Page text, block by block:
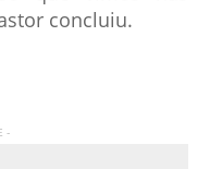
concluiu.
-